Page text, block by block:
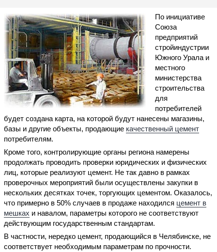
По инициативе
Союза
предприятий
стройиндустрии
Южного Урала и
местного
министерства
строительства
для
потребителей
будет создана карта, на которой будут нанесены магазины,
базы и другие объекты, продающие качественный цемент
потребителям.
Кроме того, контролирующие органы региона намерены
продолжать проводить проверки юридических и физических
лиц, которые реализуют цемент. Не так давно в рамках
проверочных мероприятий были осуществлены закупки в
нескольких десятках точек, торгующих цементом. Оказалось,
что примерно в 50% случаев в продаже находился цемент в
мешках и навалом, параметры которого не соответствуют
действующим государственным стандартам.
В частности, нередко цемент, продающийся в Челябинске, не
соответствует необходимым параметрам по прочности.